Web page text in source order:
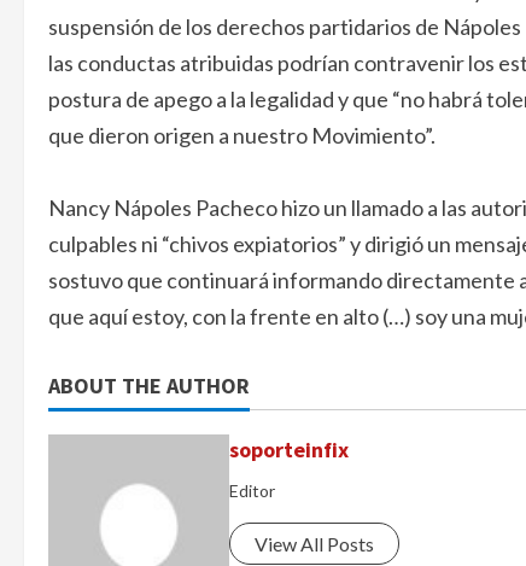
suspensión de los derechos partidarios de
las conductas atribuidas podrían contravenir los
postura de apego a la legalidad y que “no habrá
que dieron origen a nuestro Movimiento”.
Nancy Nápoles Pacheco hizo un llamado a las
culpables ni “chivos expiatorios” y dirigió un
sostuvo que continuará informando directamente
que aquí estoy, con la frente en alto (…) soy una
ABOUT THE AUTHOR
soporteinfix
Editor
View All Posts